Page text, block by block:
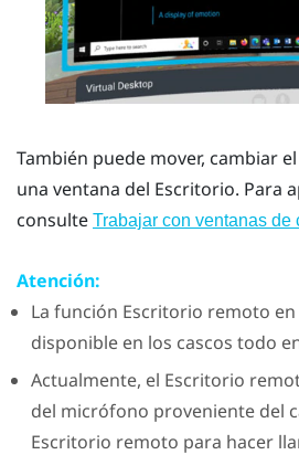
También puede mover, cambiar
una ventana del Escritorio. Para
consulte Trabajar con ventanas de
Atención:
La función Escritorio remoto en
disponible en los cascos todo
Actualmente, el Escritorio
del micrófono proveniente del
Escritorio remoto para hacer